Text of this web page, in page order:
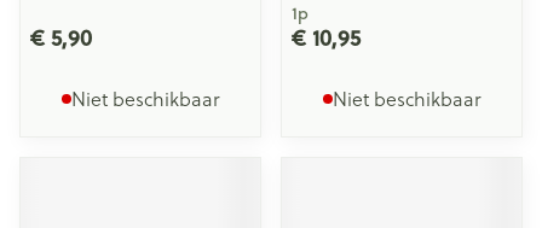
€ 5,90
Niet beschikbaar
1p
€ 10,95
Niet beschikbaar